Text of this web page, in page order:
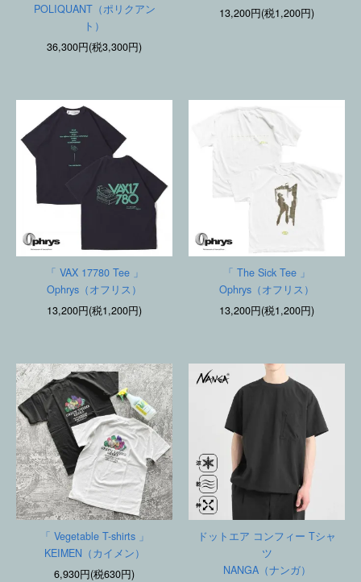
POLIQUANT（ポリクアン
ト）
36,300円(税3,300円)
13,200円(税1,200円)
「 VAX 17780 Tee 」
Ophrys（オフリス）
13,200円(税1,200円)
「 The Sick Tee 」
Ophrys（オフリス）
13,200円(税1,200円)
「 Vegetable T-shirts 」
KEIMEN（カイメン）
6,930円(税630円)
ドットエア コンフィー Tシャ
ツ
NANGA（ナンガ）